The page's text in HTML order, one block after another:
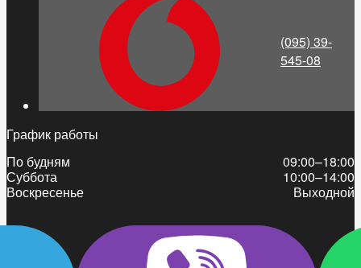
(095) 39-
545-08
График работы
По будням
09:00–18:00
Суббота
10:00–14:00
Воскресенье
Выходной